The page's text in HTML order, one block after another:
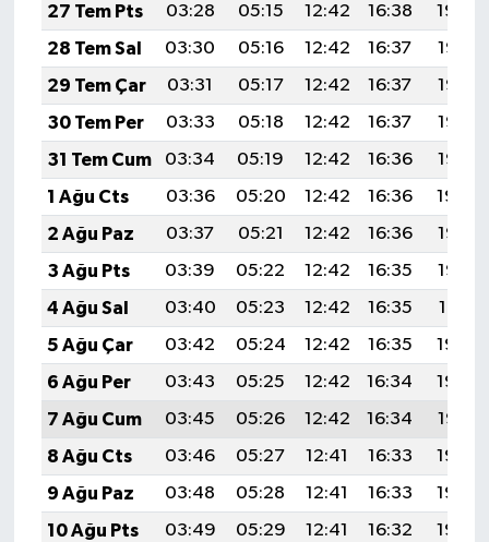
27 Tem Pts
03:28 05:15 12:42 16:38
19:59
28 Tem Sal
03:30 05:16 12:42 16:37
19:58
29 Tem Çar
03:31 05:17 12:42 16:37
19:57
30 Tem Per
03:33 05:18 12:42 16:37
19:56
31 Tem Cum
03:34 05:19 12:42 16:36
19:55
1 Ağu Cts
03:36 05:20 12:42 16:36
19:54
2 Ağu Paz
03:37 05:21 12:42 16:36
19:53
3 Ağu Pts
03:39 05:22 12:42 16:35
19:52
4 Ağu Sal
03:40 05:23 12:42 16:35
19:51
5 Ağu Çar
03:42 05:24 12:42 16:35
19:50
6 Ağu Per
03:43 05:25 12:42 16:34
19:49
7 Ağu Cum
03:45 05:26 12:42 16:34
19:47
8 Ağu Cts
03:46 05:27 12:41 16:33
19:46
9 Ağu Paz
03:48 05:28 12:41 16:33
19:45
10 Ağu Pts
03:49 05:29 12:41 16:32
19:44